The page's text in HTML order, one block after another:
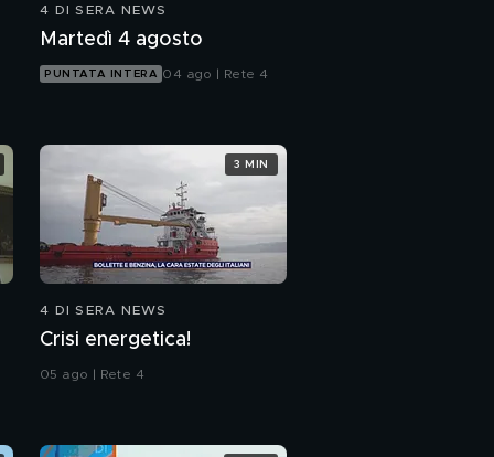
4 DI SERA NEWS
Martedì 4 agosto
PUNTATA INTERA 04 ago | Rete 4
4 DI SERA NEWS
Crisi energetica!
05 ago | Rete 4
3 MIN